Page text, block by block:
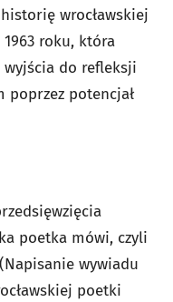
wrocławskiej
roku, która
do refleksji
poprzez potencjał
poetka mówi, czyli
wywiadu
poetki